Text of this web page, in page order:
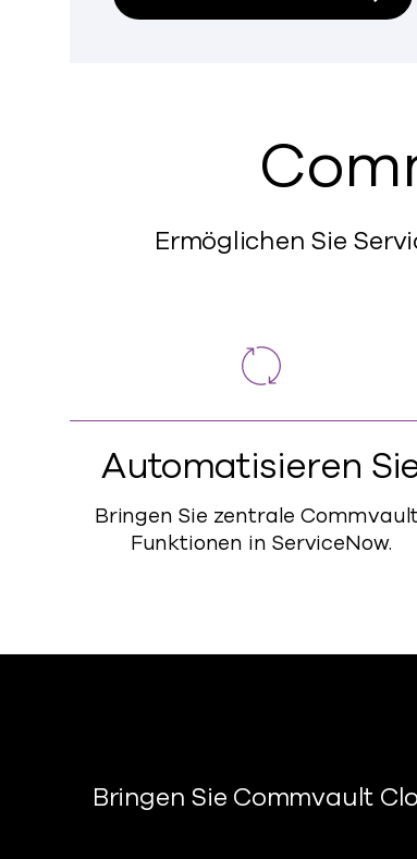
Ermöglichen Sie
Automatisieren
Bringen Sie zentrale
Funktionen in ServiceNow.
Bringen Sie Commvault